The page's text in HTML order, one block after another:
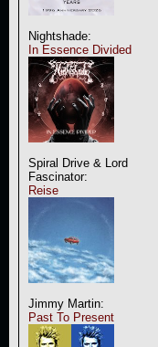
Nightshade:
In Essence Divided
Spiral Drive & Lord
Fascinator:
Reise
Jimmy Martin:
Past To Present